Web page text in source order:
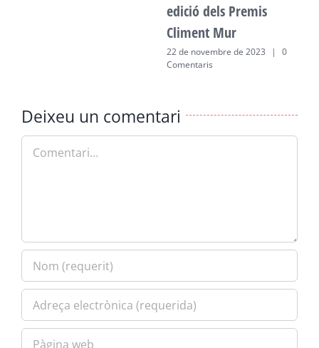
edició dels Premis
Climent Mur
22 de novembre de 2023 |
0
Comentaris
Deixeu un comentari